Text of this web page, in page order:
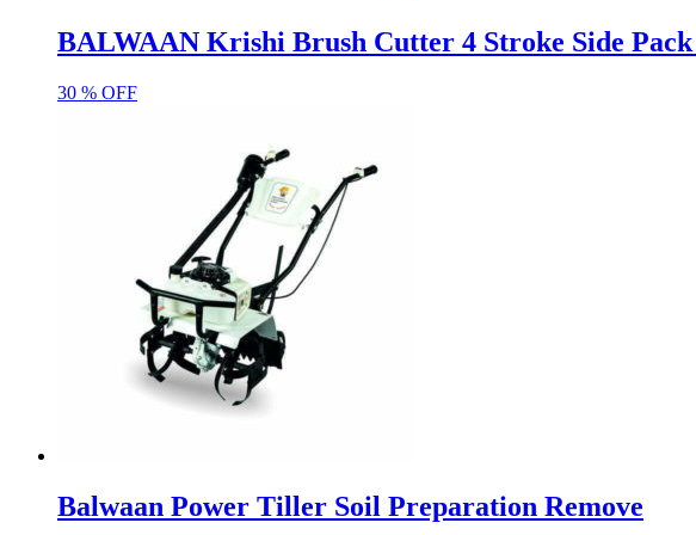
BALWAAN Krishi Brush Cutter 4 Stroke Side
30 % OFF
Balwaan Power Tiller Soil Preparation Remove